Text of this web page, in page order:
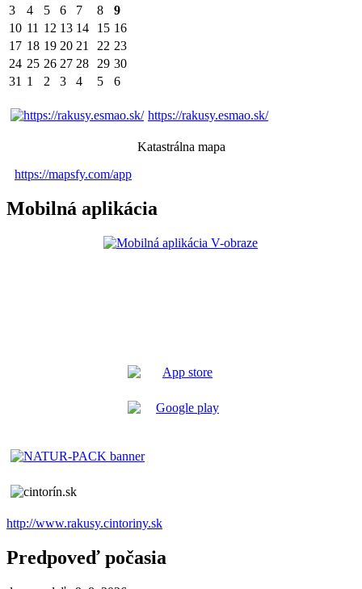
3
4 5 6 7 8
9
10 11 12 13 14 15 16
17 18 19 20 21 22 23
24 25 26 27 28 29 30
31 1 2 3 4 5 6
https://rakusy.esmao.sk/
Katastrálna mapa
https://mapsfy.com/app
Mobilná aplikácia
http://www.rakusy.cintoriny.sk
Predpoveď počasia